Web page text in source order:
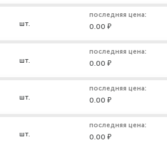
шт.
последняя цена:
0.00 ₽
шт.
последняя цена:
0.00 ₽
шт.
последняя цена:
0.00 ₽
шт.
последняя цена:
0.00 ₽